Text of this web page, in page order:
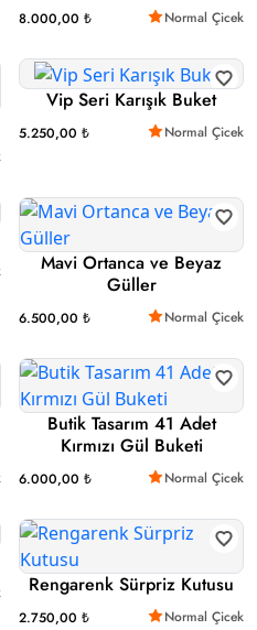
8.000,00 ₺ Normal Çicek
Vip Seri Karışık Buket
5.250,00 ₺ Normal Çicek
Mavi Ortanca ve Beyaz
Güller
6.500,00 ₺ Normal Çicek
Butik Tasarım 41 Adet
Kırmızı Gül Buketi
6.000,00 ₺ Normal Çicek
Rengarenk Sürpriz Kutusu
2.750,00 ₺ Normal Çicek